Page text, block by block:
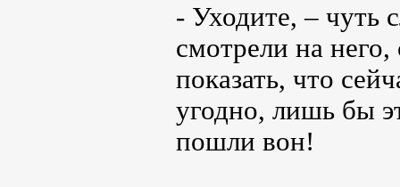
- Уходите, – чуть
смотрели на
показать, что
угодно, лишь бы
пошли вон!